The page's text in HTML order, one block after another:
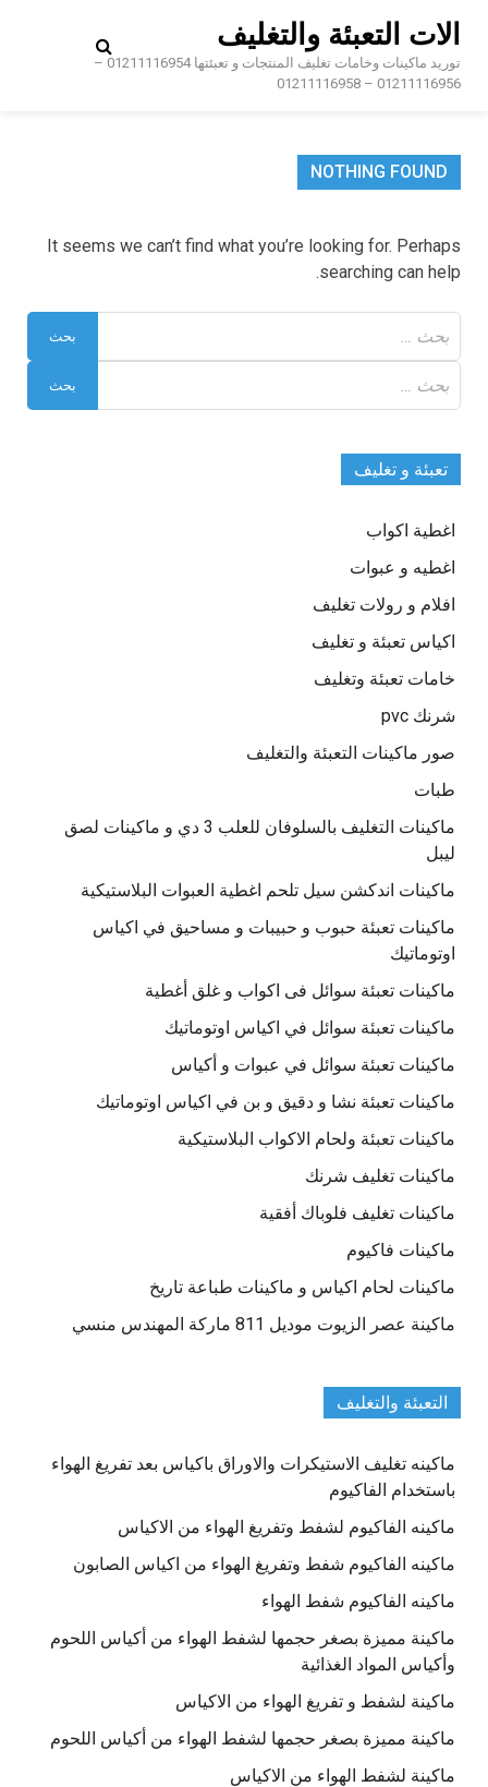
content
الات التعبئة والتغليف
توريد ماكينات وخامات تغليف المنتجات و تعبئتها 01211116954 –
01211116956 – 01211116958
NOTHING FOUND
It seems we can’t find what you’re looking for. Perhaps
searching can help.
عن:
عن:
تعبئة و تغليف
اغطية اكواب
اغطيه و عبوات
افلام و رولات تغليف
اكياس تعبئة و تغليف
خامات تعبئة وتغليف
شرنك pvc
صور ماكينات التعبئة والتغليف
طبات
ماكينات التغليف بالسلوفان للعلب 3 دي و ماكينات لصق
ليبل
ماكينات اندكشن سيل تلحم اغطية العبوات البلاستيكية
ماكينات تعبئة حبوب و حبيبات و مساحيق في اكياس
اوتوماتيك
ماكينات تعبئة سوائل فى اكواب و غلق أغطية
ماكينات تعبئة سوائل في اكياس اوتوماتيك
ماكينات تعبئة سوائل في عبوات و أكياس
ماكينات تعبئة نشا و دقيق و بن في اكياس اوتوماتيك
ماكينات تعبئة ولحام الاكواب البلاستيكية
ماكينات تغليف شرنك
ماكينات تغليف فلوباك أفقية
ماكينات فاكيوم
ماكينات لحام اكياس و ماكينات طباعة تاريخ
ماكينة عصر الزيوت موديل 811 ماركة المهندس منسي
التعبئة والتغليف
ماكينه تغليف الاستيكرات والاوراق باكياس بعد تفريغ الهواء
باستخدام الفاكيوم
ماكينه الفاكيوم لشفط وتفريغ الهواء من الاكياس
ماكينه الفاكيوم شفط وتفريغ الهواء من اكياس الصابون
ماكينه الفاكيوم شفط الهواء
ماكينة مميزة بصغر حجمها لشفط الهواء من أكياس اللحوم
وأكياس المواد الغذائية
ماكينة لشفط و تفريغ الهواء من الاكياس
ماكينة مميزة بصغر حجمها لشفط الهواء من أكياس اللحوم
ماكينة لشفط الهواء من الاكياس